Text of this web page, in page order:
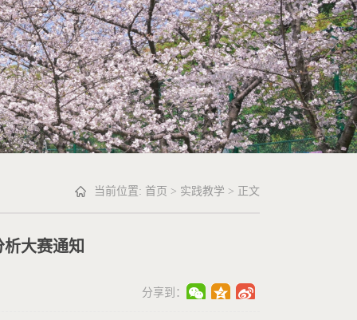
当前位置: 首页 > 实践教学 > 正文
大赛通知
分享到：